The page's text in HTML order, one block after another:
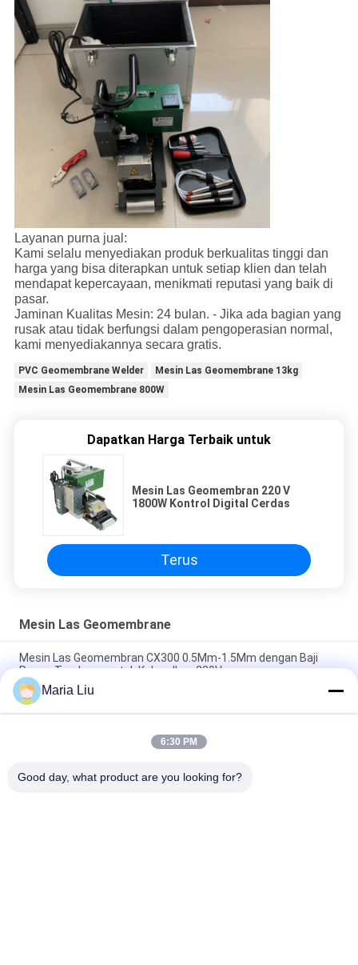
Layanan purna jual:
Kami selalu menyediakan produk berkualitas tinggi dan
harga yang bisa diterapkan untuk setiap klien dan telah
mendapat kepercayaan, menikmati reputasi yang baik di
pasar.
Jaminan Kualitas Mesin: 24 bulan. - Jika ada bagian yang
rusak atau tidak berfungsi dalam pengoperasian normal,
kami menyediakannya secara gratis.
PVC Geomembrane Welder
Mesin Las Geomembrane 13kg
Mesin Las Geomembrane 800W
Dapatkan Harga Terbaik untuk
Mesin Las Geomembran 220 V
1800W Kontrol Digital Cerdas
Terus
Mesin Las Geomembrane
Mesin Las Geomembran CX300 0.5Mm-1.5Mm dengan Baji
Panas Tembaga untuk Kolam Ikan 220V
220V CX600 Geomembrane Hot Wedge Welding Machine
untuk ketebalan 0,8-4,0mm dengan tembaga Hot Wedge
CX900 Pondline Hot Wedge Welding Machine dengan Kontrol
Maria Liu
6:30 PM
Good day, what product are you looking for?